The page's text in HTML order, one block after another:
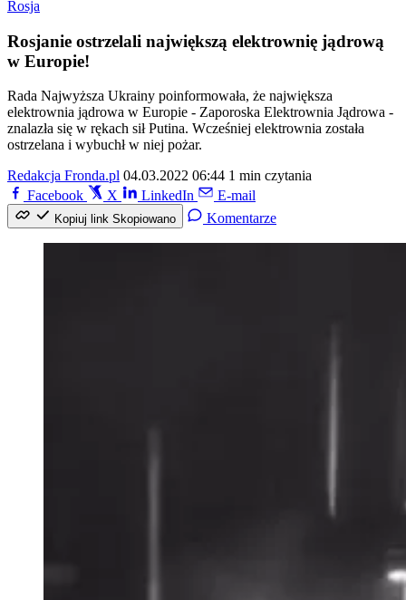
Rosja
Rosjanie ostrzelali największą elektrownię jądrową
w Europie!
Rada Najwyższa Ukrainy poinformowała, że największa
elektrownia jądrowa w Europie - Zaporoska Elektrownia Jądrowa -
znalazła się w rękach sił Putina. Wcześniej elektrownia została
ostrzelana i wybuchł w niej pożar.
Redakcja Fronda.pl 04.03.2022 06:44 1 min czytania
Facebook
X LinkedIn E-mail
Kopiuj link Skopiowano Komentarze